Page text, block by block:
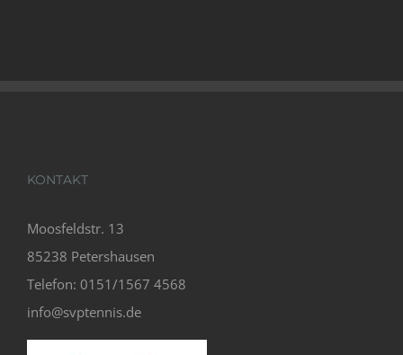
KONTAKT
Moosfeldstr. 13
85238 Petershausen
Telefon: 0151/1567 4568
info@svptennis.de